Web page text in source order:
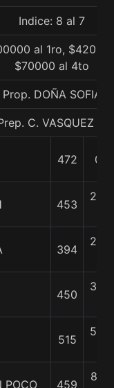
Indice: 8 al 7
al 1ro,
$70000 al 4to
Prop. DOÑA SOFIA
C. VASQUEZ P.
472 0/0
453
2 3/
394
2 3/
450
3 3/
515
5 3/
POCO 459
8 1/